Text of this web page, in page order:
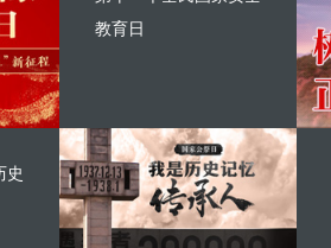
教育日
史